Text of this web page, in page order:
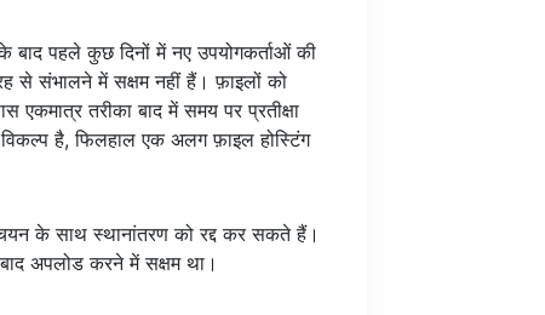
बाद पहले कुछ दिनों में नए उपयोगकर्ताओं की
से संभालने में सक्षम नहीं हैं। फ़ाइलों को
तरीका बाद में समय पर प्रतीक्षा
है, फिलहाल एक अलग फ़ाइल होस्टिंग
के साथ स्थानांतरण को रद्द कर सकते हैं।
अपलोड करने में सक्षम था।